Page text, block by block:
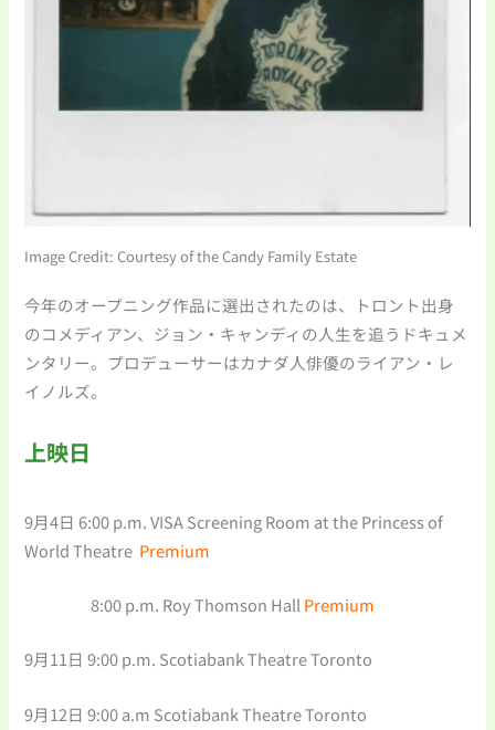
Image Credit: Courtesy of the Candy Family Estate
今年のオープニング作品に選出されたのは、トロント出身
のコメディアン、ジョン・キャンディの人生を追うドキュメ
ンタリー。プロデューサーはカナダ人俳優のライアン・レ
イノルズ。
上映日
9月4日 6:00 p.m. VISA Screening Room at the Princess of
World Theatre Premium
8:00 p.m. Roy Thomson Hall Premium
9月11日 9:00 p.m. Scotiabank Theatre Toronto
9月12日 9:00 a.m Scotiabank Theatre Toronto